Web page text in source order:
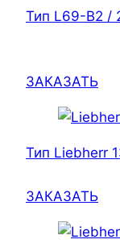
Тип L69-B2 /
ЗАКАЗАТЬ
Тип Liebherr
ЗАКАЗАТЬ